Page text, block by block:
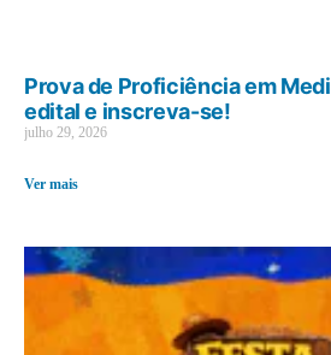
Prova de Proficiência em
edital e inscreva-se!
julho 29, 2026
Ver mais